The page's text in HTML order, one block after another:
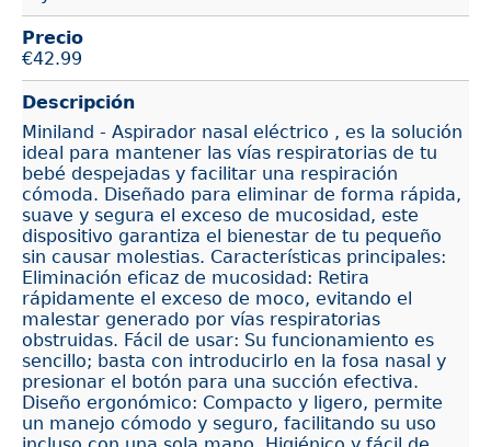
Precio
€42.99
Descripción
Miniland - Aspirador nasal eléctrico , es la solución
ideal para mantener las vías respiratorias de tu
bebé despejadas y facilitar una respiración
cómoda. Diseñado para eliminar de forma rápida,
suave y segura el exceso de mucosidad, este
dispositivo garantiza el bienestar de tu pequeño
sin causar molestias. Características principales:
Eliminación eficaz de mucosidad: Retira
rápidamente el exceso de moco, evitando el
malestar generado por vías respiratorias
obstruidas. Fácil de usar: Su funcionamiento es
sencillo; basta con introducirlo en la fosa nasal y
presionar el botón para una succión efectiva.
Diseño ergonómico: Compacto y ligero, permite
un manejo cómodo y seguro, facilitando su uso